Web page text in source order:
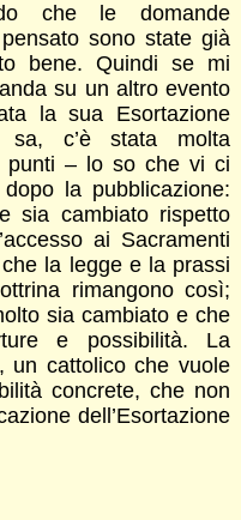
che le domande
sono state già
bene. Quindi se mi
su un altro evento
la sua Esortazione
sa, c’è stata molta
punti – lo so che vi ci
la pubblicazione:
sia cambiato rispetto
ai Sacramenti
la legge e la prassi
rimangono così;
sia cambiato e che
e possibilità. La
un cattolico che vuole
concrete, che non
dell’Esortazione